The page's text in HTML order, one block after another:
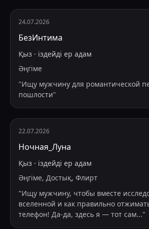
24.07.2026
БезИнтима
Қыз · іздейді ер адам
Әңгіме
"Ищу мужчину для романтической
пошлости"
22.07.2026
Ночная_Луна
Қыз · іздейді ер адам
Әңгіме, Достық, Флирт
"Ищу мужчину, чтобы вместе
вселенной и как правильно
телефон! Да-да, здесь я — тот сам..."